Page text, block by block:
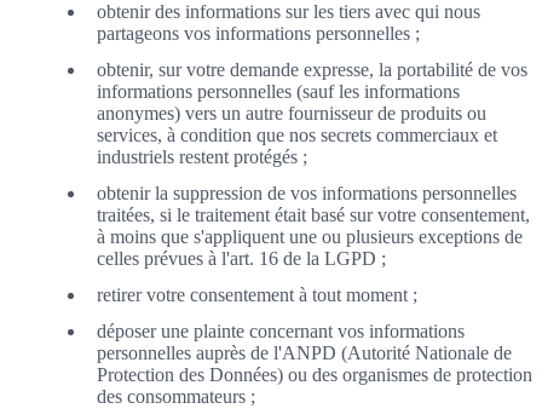
obtenir des informations sur les tiers avec qui nous
partageons vos informations personnelles ;
obtenir, sur votre demande expresse, la portabilité de vos
informations personnelles (sauf les informations
anonymes) vers un autre fournisseur de produits ou
services, à condition que nos secrets commerciaux et
industriels restent protégés ;
obtenir la suppression de vos informations personnelles
traitées, si le traitement était basé sur votre consentement,
à moins que s'appliquent une ou plusieurs exceptions de
celles prévues à l'art. 16 de la LGPD ;
retirer votre consentement à tout moment ;
déposer une plainte concernant vos informations
personnelles auprès de l'ANPD (Autorité Nationale de
Protection des Données) ou des organismes de protection
des consommateurs ;